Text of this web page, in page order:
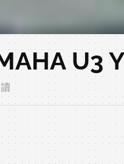
U3